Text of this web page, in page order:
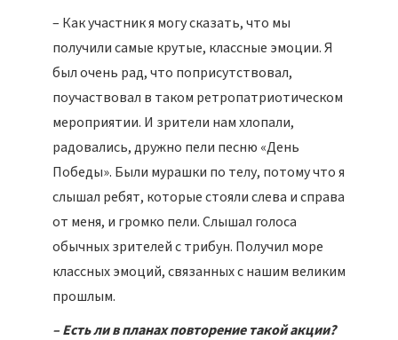
– Как участник я могу сказать, что мы
получили самые крутые, классные эмоции. Я
был очень рад, что поприсутствовал,
поучаствовал в таком ретропатриотическом
мероприятии. И зрители нам хлопали,
радовались, дружно пели песню «День
Победы». Были мурашки по телу, потому что я
слышал ребят, которые стояли слева и справа
от меня, и громко пели. Слышал голоса
обычных зрителей с трибун. Получил море
классных эмоций, связанных с нашим великим
прошлым.
– Есть ли в планах повторение такой акции?